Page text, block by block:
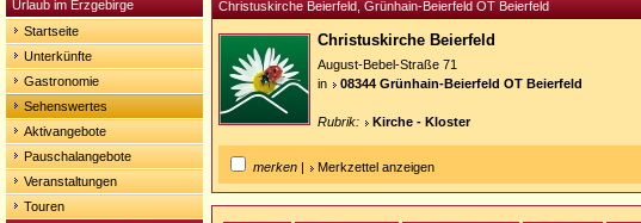
Urlaub im Erzgebirge
Startseite
Unterkünfte
Gastronomie
Sehenswertes
Aktivangebote
Pauschalangebote
Veranstaltungen
Touren
Christuskirche Beierfeld, Grünhain-Beierfeld OT Beierfeld
Christuskirche Beierfeld
August-Bebel-Straße 71
in
08344 Grünhain-Beierfeld OT Beierfeld
Rubrik: Kirche - Kloster
merken | Merkzettel anzeigen